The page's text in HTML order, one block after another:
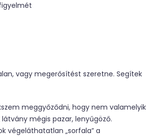
vagy megerősítést szeretne. Segítek
meggyőződni, hogy nem valamelyik
mégis pazar, lenyűgöző.
végeláthatatlan „sorfala” a